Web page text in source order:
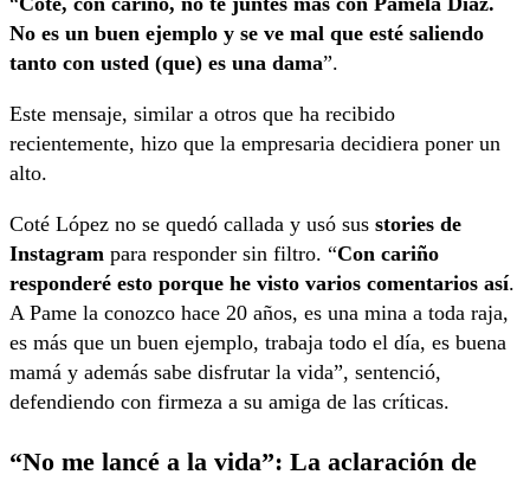
No es un buen ejemplo y se ve mal que esté saliendo
tanto con usted (que) es una dama”.
Este mensaje, similar a otros que ha recibido
recientemente, hizo que la empresaria decidiera poner un
alto.
Coté López no se quedó callada y usó sus stories de
Instagram para responder sin filtro. “Con cariño
responderé esto porque he visto varios comentarios así.
A Pame la conozco hace 20 años, es una mina a toda raja,
es más que un buen ejemplo, trabaja todo el día, es buena
mamá y además sabe disfrutar la vida”, sentenció,
defendiendo con firmeza a su amiga de las críticas.
“No me lancé a la vida”: La aclaración de